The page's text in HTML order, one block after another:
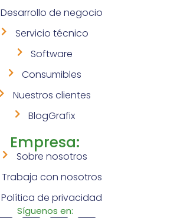
Desarrollo de negocio
Servicio técnico
Software
Consumibles
Nuestros clientes
BlogGrafix
Empresa:
Sobre nosotros
Trabaja con nosotros
Política de privacidad
Síguenos en: